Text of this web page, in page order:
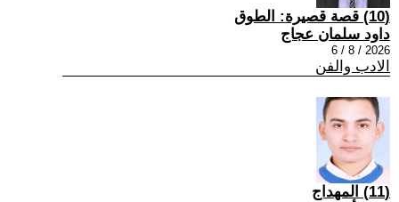
(10) قصة قصيرة: الطوق
داود سلمان عجاج
2026 / 8 / 6
الادب والفن
(11) المهداج